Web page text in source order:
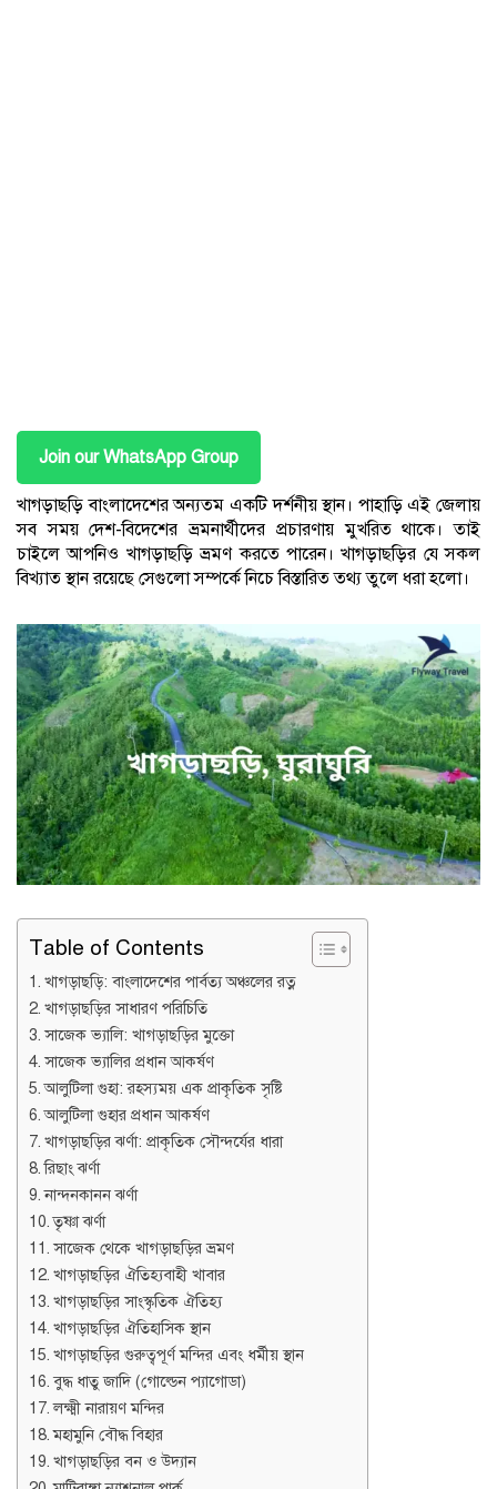
Join our WhatsApp Group
খাগড়াছড়ি বাংলাদেশের অন্যতম একটি দর্শনীয় স্থান। পাহাড়ি এই জেলায়
সব সময় দেশ-বিদেশের ভ্রমনার্থীদের প্রচারণায় মুখরিত থাকে। তাই
চাইলে আপনিও খাগড়াছড়ি ভ্রমণ করতে পারেন। খাগড়াছড়ির যে সকল
বিখ্যাত স্থান রয়েছে সেগুলো সম্পর্কে নিচে বিস্তারিত তথ্য তুলে ধরা হলো।
Table of Contents
খাগড়াছড়ি: বাংলাদেশের পার্বত্য অঞ্চলের রত্ন
খাগড়াছড়ির সাধারণ পরিচিতি
সাজেক ভ্যালি: খাগড়াছড়ির মুক্তো
সাজেক ভ্যালির প্রধান আকর্ষণ
আলুটিলা গুহা: রহস্যময় এক প্রাকৃতিক সৃষ্টি
আলুটিলা গুহার প্রধান আকর্ষণ
খাগড়াছড়ির ঝর্ণা: প্রাকৃতিক সৌন্দর্যের ধারা
রিছাং ঝর্ণা
নান্দনকানন ঝর্ণা
তৃষ্ণা ঝর্ণা
সাজেক থেকে খাগড়াছড়ির ভ্রমণ
খাগড়াছড়ির ঐতিহ্যবাহী খাবার
খাগড়াছড়ির সাংস্কৃতিক ঐতিহ্য
খাগড়াছড়ির ঐতিহাসিক স্থান
খাগড়াছড়ির গুরুত্বপূর্ণ মন্দির এবং ধর্মীয় স্থান
বুদ্ধ ধাতু জাদি (গোল্ডেন প্যাগোডা)
লক্ষ্মী নারায়ণ মন্দির
মহামুনি বৌদ্ধ বিহার
খাগড়াছড়ির বন ও উদ্যান